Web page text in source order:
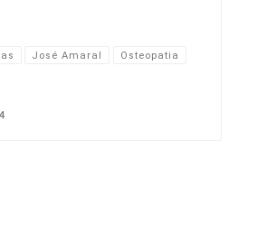
José Amaral Osteopatia